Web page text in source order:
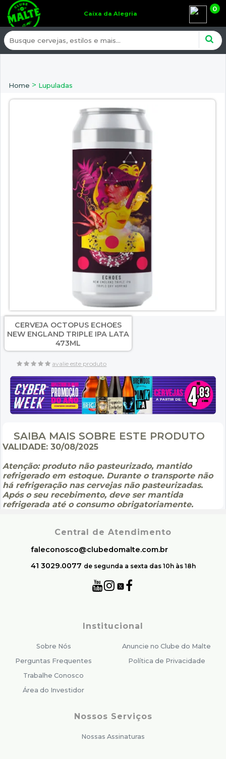
Caixa da Alegria
0
Home > Lupuladas
CERVEJA OCTOPUS ECHOES
NEW ENGLAND TRIPLE IPA LATA
473ML
avalie este produto
SAIBA MAIS SOBRE ESTE PRODUTO
VALIDADE: 30/08/2025
Atenção: produto não pasteurizado, mantido
refrigerado em estoque. Durante o transporte não
há refrigeração nas cervejas não pasteurizadas.
Após o seu recebimento, deve ser mantida
refrigerada até o consumo obrigatoriamente.
Central de Atendimento
faleconosco@clubedomalte.com.br
41 3029.0077 de segunda a sexta das 10h às 18h
Institucional
Sobre Nós
Perguntas Frequentes
Trabalhe Conosco
Área do Investidor
Anuncie no Clube do Malte
Política de Privacidade
Nossos Serviços
Nossas Assinaturas